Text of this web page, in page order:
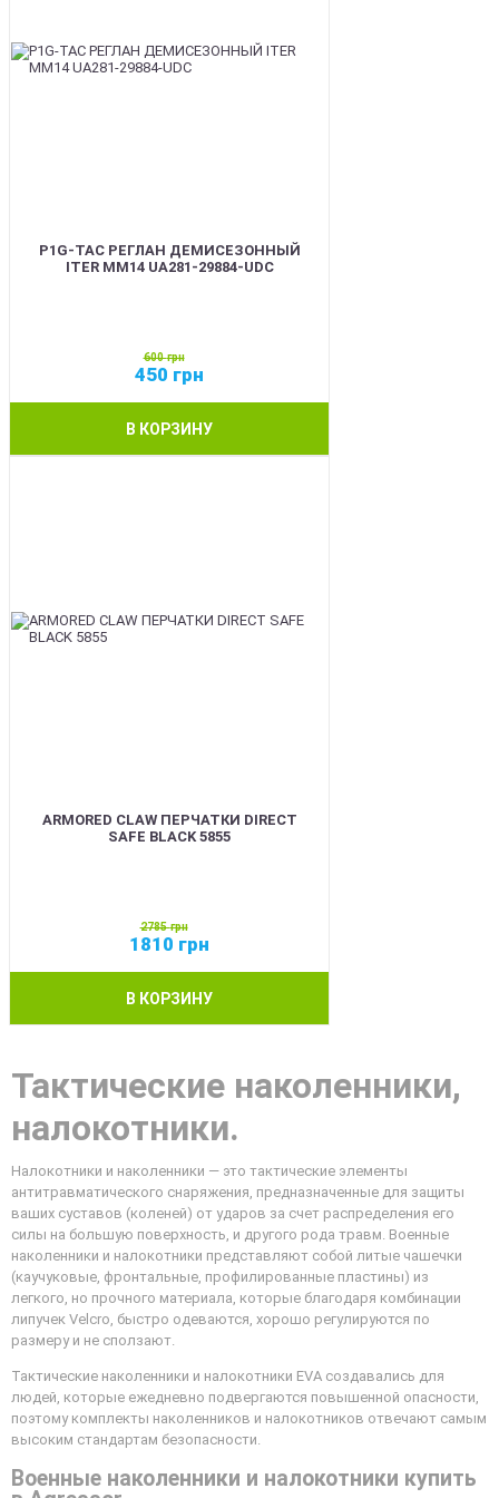
P1G-TAC РЕГЛАН ДЕМИСЕЗОННЫЙ
ITER ММ14 UA281-29884-UDC
600грн
450 грн
В КОРЗИНУ
ARMORED CLAW ПЕРЧАТКИ DIRECT
SAFE BLACK 5855
2785грн
1810 грн
В КОРЗИНУ
Тактические наколенники,
налокотники.
Налокотники и наколенники — это тактические элементы
антитравматического снаряжения, предназначенные для защиты
ваших суставов (коленей) от ударов за счет распределения его
силы на большую поверхность, и другого рода травм. Военные
наколенники и налокотники представляют собой литые чашечки
(каучуковые, фронтальные, профилированные пластины) из
легкого, но прочного материала, которые благодаря комбинации
липучек Velcro, быстро одеваются, хорошо регулируются по
размеру и не сползают.
Тактические наколенники и налокотники EVA создавались для
людей, которые ежедневно подвергаются повышенной опасности,
поэтому комплекты наколенников и налокотников отвечают самым
высоким стандартам безопасности.
Военные наколенники и налокотники купить